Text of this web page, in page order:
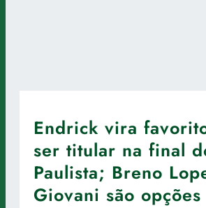
Endrick vira
ser titular na final
Paulista; Breno
Giovani são opções